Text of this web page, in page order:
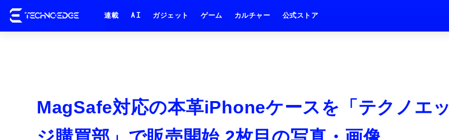
連載 AI ガジェット ゲーム カルチャー 公式ストア
MagSafe対応の本革iPhoneケースを「テクノエッ